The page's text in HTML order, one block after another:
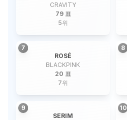
CRAVITY
79 표
5위
7
ROSÉ
BLACKPINK
20 표
7위
8
9
SERIM
10